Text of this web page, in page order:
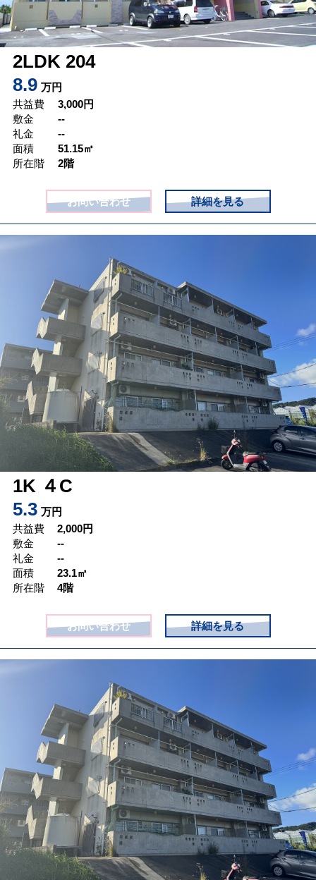
2LDK 204
8.9 万円
共益費
3,000円
敷金
--
礼金
--
面積
51.15㎡
所在階
2階
お問い合わせ 詳細を見る
1K ４C
5.3 万円
共益費
2,000円
敷金
--
礼金
--
面積
23.1㎡
所在階
4階
お問い合わせ 詳細を見る